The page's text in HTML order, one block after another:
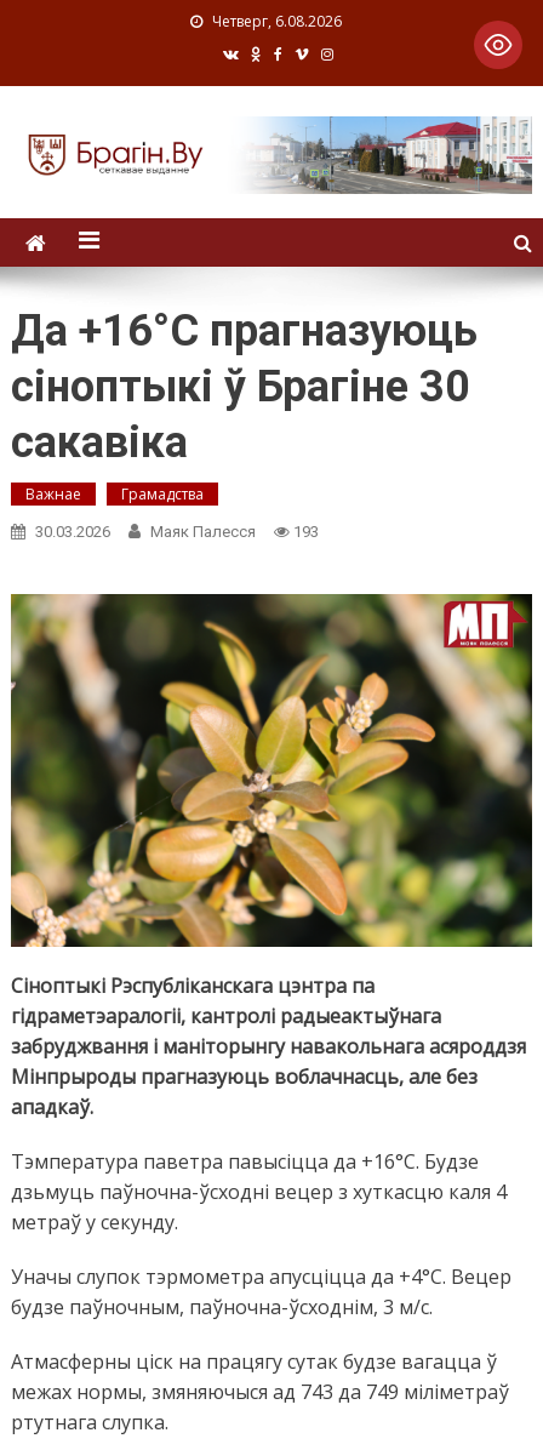
Четверг, 6.08.2026
Да +16°C прагназуюць
сіноптыкі ў Брагіне 30
сакавіка
Важнае Грамадства
30.03.2026 Маяк Палесся 193
Сіноптыкі Рэспубліканскага цэнтра па
гідраметэаралогіі, кантролі радыеактыўнага
забруджвання і маніторынгу навакольнага асяроддзя
Мінпрыроды прагназуюць воблачнасць, але без
ападкаў.
Тэмпература паветра павысіцца да +16°C. Будзе
дзьмуць паўночна-ўсходні вецер з хуткасцю каля 4
метраў у секунду.
Уначы слупок тэрмометра апусціцца да +4°C. Вецер
будзе паўночным, паўночна-ўсходнім, 3 м/с.
Атмасферны ціск на працягу сутак будзе вагацца ў
межах нормы, змяняючыся ад 743 да 749 міліметраў
ртутнага слупка.